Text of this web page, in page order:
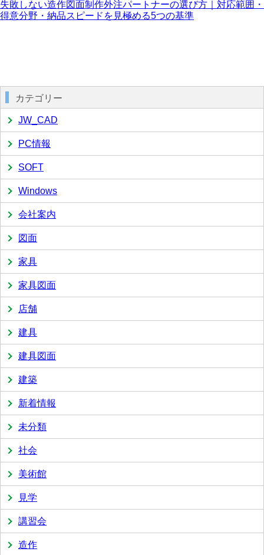
失敗しない造作図面制作外注パートナーの選び方｜対応範囲・
得意分野・納品スピードを見極める5つの基準
カテゴリー
JW_CAD
PC情報
SOFT
Windows
会社案内
図面
家具
家具図面
店舗
建具
建具図面
建築
新着情報
未分類
社会
美術館
見学
講習会
造作